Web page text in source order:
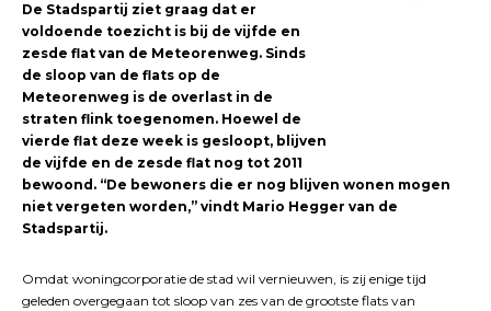
De Stadspartij ziet graag dat er
voldoende toezicht is bij de vijfde en
zesde flat van de Meteorenweg. Sinds
de sloop van de flats op de
Meteorenweg is de overlast in de
straten flink toegenomen. Hoewel de
vierde flat deze week is gesloopt, blijven
de vijfde en de zesde flat nog tot 2011
bewoond. “De bewoners die er nog blijven wonen mogen
niet vergeten worden,” vindt Mario Hegger van de
Stadspartij.
Omdat woningcorporatie de stad wil vernieuwen, is zij enige tijd
geleden overgegaan tot sloop van zes van de grootste flats van